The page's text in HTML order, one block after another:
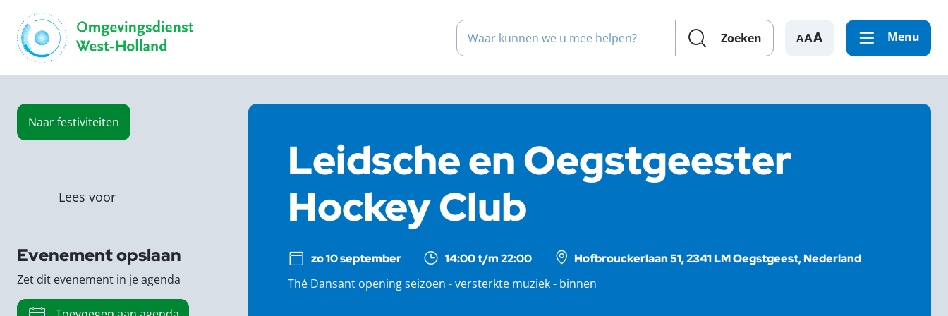
Waar kunnen we u mee helpen?
Zoeken A Menu
Naarfestiviteiten
Leidsche en Oegstgeester
Hockey Club
zo 10 september 14:00 t/m 22:00
Hofbrouckerlaan 51, 2341 LM Oegstgeest, Nederland
Thé Dansant opening seizoen - versterkte muziek - binnen
Lees voor
Evenement opslaan
Zet dit evenement in je agenda